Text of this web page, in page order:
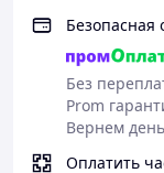
Безопасная
Без
Prom
Вернем
Оплатить